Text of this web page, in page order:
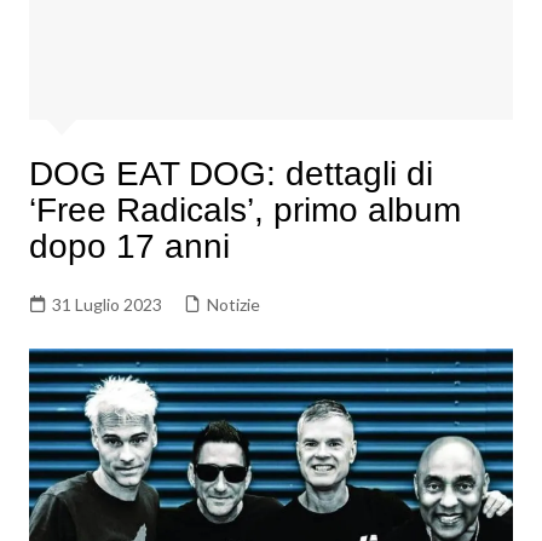
DOG EAT DOG: dettagli di
‘Free Radicals’, primo album
dopo 17 anni
31 Luglio 2023 Notizie